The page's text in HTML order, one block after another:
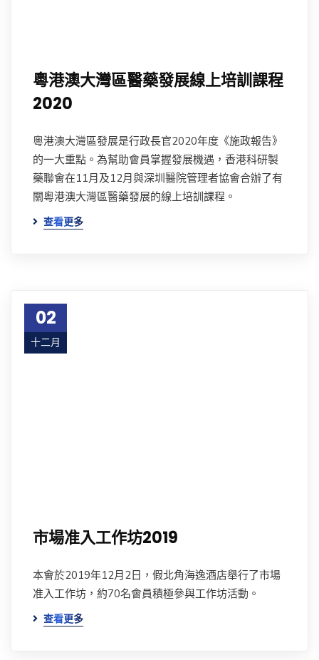
粵港澳大灣區醫藥發展線上培訓課程
2020
粵港澳大灣區發展是行政長官2020年度《施政報告》
的一大重點。為幫助會員掌握發展機遇，香港科研製
藥聯會在11月及12月與深圳醫院管理者協會合辦了有
關粵港澳大灣區醫藥發展的線上培訓課程。
查看更多
02
十二月
市場准入工作坊2019
本會於2019年12月2日，假北角海逸酒店舉行了市場
准入工作坊，約70名會員積極參與工作坊活動。
查看更多